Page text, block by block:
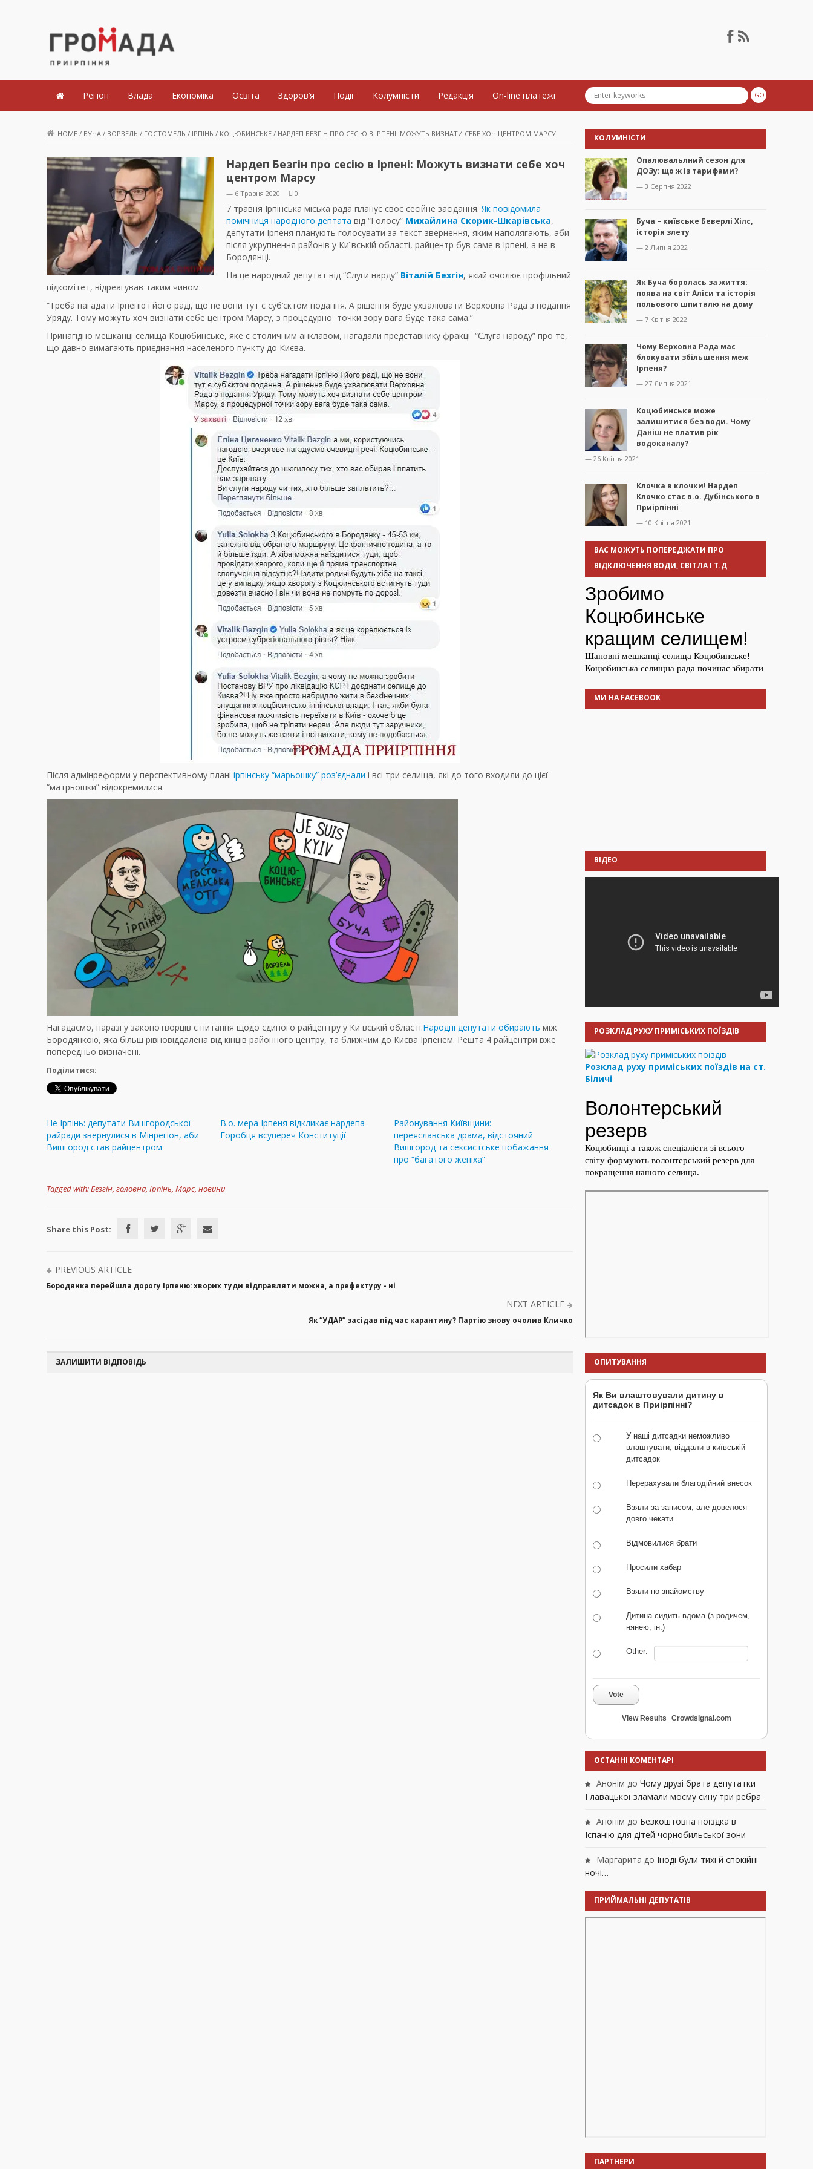
Громада Приірпіння
Регіон Влада Економіка Освіта Здоров’я Події Колумністи Редакція On-line платежі
HOME / БУЧА / ВОРЗЕЛЬ / ГОСТОМЕЛЬ / ІРПІНЬ / КОЦЮБИНСЬКЕ / НАРДЕП БЕЗГІН ПРО СЕСІЮ В ІРПЕНІ: МОЖУТЬ ВИЗНАТИ СЕБЕ ХОЧ ЦЕНТРОМ МАРСУ
Нардеп Безгін про сесію в Ірпені: Можуть визнати себе хоч
центром Марсу
— 6 Травня 2020 0
7 травня Ірпінська міська рада планує своє сесійне засідання. Як повідомила
помічниця народного дептата від “Голосу” Михайлина Скорик-Шкарівська,
депутати Ірпеня планують голосувати за текст звернення, яким наполягають, аби
після укрупнення районів у Київській області, райцентр був саме в Ірпені, а не в
Бородянці.
На це народний депутат від “Слуги нарду” Віталій Безгін, який очолює профільний
підкомітет, відреагував таким чином:
“Треба нагадати Ірпеню і його раді, що не вони тут є суб’єктом подання. А рішення буде ухвалювати Верховна Рада з подання
Уряду. Тому можуть хоч визнати себе центром Марсу, з процедурної точки зору вага буде така сама.”
Принагідно мешканці селища Коцюбинське, яке є столичним анклавом, нагадали представнику фракції “Слуга народу” про те,
що давно вимагають приєднання населеного пункту до Києва.
Після адмінреформи у перспективному плані ірпінську “марьошку” роз’єднали і всі три селища, які до того входили до цієї
“матрьошки” відокремилися.
Нагадаємо, наразі у законотворців є питання щодо єдиного райцентру у Київській області.Народні депутати обирають між
Бородянкою, яка більш рівновіддалена від кінців районного центру, та ближчим до Києва Ірпенем. Решта 4 райцентри вже
попередньо визначені.
Поділитися:
Не Ірпінь: депутати Вишгородської
райради звернулися в Мінрегіон, аби
Вишгород став райцентром
В.о. мера Ірпеня відкликає нардепа
Горобця всупереч Конституції
Районування Київщини:
переяславська драма, відстояний
Вишгород та сексистське побажання
про “багатого женіха”
Tagged with:Безгін, головна, Ірпінь, Марс, новини
Share this Post:
PREVIOUS ARTICLE
Бородянка перейшла дорогу Ірпеню: хворих туди відправляти можна, а префектуру - ні
NEXT ARTICLE
Як “УДАР” засідав під час карантину? Партію знову очолив Кличко
ЗАЛИШИТИ ВІДПОВІДЬ
КОЛУМНІСТИ
Опалювальлний сезон для
ДОЗу: що ж із тарифами?
— 3 Серпня 2022
Буча – київське Беверлі Хілс,
історія злету
— 2 Липня 2022
Як Буча боролась за життя:
поява на світ Аліси та історія
польового шпиталю на дому
— 7 Квітня 2022
Чому Верховна Рада має
блокувати збільшення меж
Ірпеня?
— 27 Липня 2021
Коцюбинське може
залишитися без води. Чому
Даніш не платив рік
водоканалу?
— 26 Квітня 2021
Клочка в клочки! Нардеп
Клочко стає в.о. Дубінського в
Приірпінні
— 10 Квітня 2021
ВАС МОЖУТЬ ПОПЕРЕДЖАТИ ПРО
ВІДКЛЮЧЕННЯ ВОДИ, СВІТЛА І Т.Д
МИ НА FACEBOOK
ВІДЕО
РОЗКЛАД РУХУ ПРИМІСЬКИХ ПОЇЗДІВ
Розклад руху приміських поїздів на ст.
Біличі
ОПИТУВАННЯ
Як Ви влаштовували дитину в
дитсадок в Приірпінні?
У наші дитсадки неможливо
влаштувати, віддали в київській
дитсадок
Перерахували благодійний внесок
Взяли за записом, але довелося
довго чекати
Відмовилися брати
Просили хабар
Взяли по знайомству
Дитина сидить вдома (з родичем,
нянею, ін.)
Other:
Vote
View Results Crowdsignal.com
ОСТАННІ КОМЕНТАРІ
Анонім до Чому друзі брата депутатки
Главацької зламали моєму сину три ребра
Анонім до Безкоштовна поїздка в
Іспанію для дітей чорнобильської зони
Маргарита до Іноді були тихі й спокійні
ночі…
ПРИЙМАЛЬНІ ДЕПУТАТІВ
ПАРТНЕРИ